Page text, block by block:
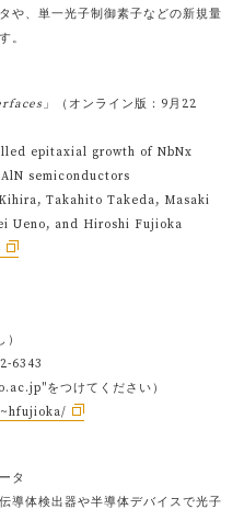
や、単一光子制御素子などの新規量
。
」（オンライン版：9月22
epitaxial growth of NbNx
semiconductors
Takahito Takeda, Masaki
Ueno, and Hiroshi Fujioka
6343
をつけてください）
タ
導体検出器や半導体デバイスで光子